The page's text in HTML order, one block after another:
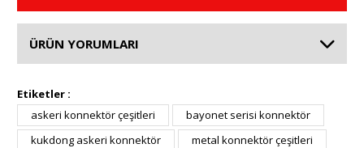
ÜRÜN YORUMLARI
Etiketler :
askeri konnektör çeşitleri
bayonet serisi konnektör
kukdong askeri konnektör
metal konnektör çeşitleri